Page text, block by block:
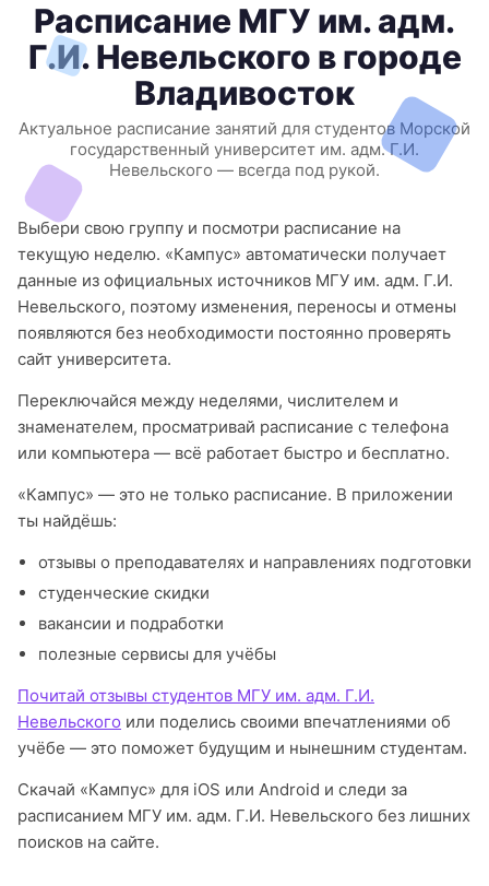
Расписание МГУ им. адм.
Г.И. Невельского в городе
Владивосток
Актуальное расписание занятий для студентов Морской
государственный университет им. адм. Г.И.
Невельского — всегда под рукой.
Выбери свою группу и посмотри расписание на
текущую неделю. «Кампус» автоматически получает
данные из официальных источников МГУ им. адм. Г.И.
Невельского, поэтому изменения, переносы и отмены
появляются без необходимости постоянно проверять
сайт университета.
Переключайся между неделями, числителем и
знаменателем, просматривай расписание с телефона
или компьютера — всё работает быстро и бесплатно.
«Кампус» — это не только расписание. В приложении
ты найдёшь:
отзывы о преподавателях и направлениях подготовки
студенческие скидки
вакансии и подработки
полезные сервисы для учёбы
Почитай отзывы студентов МГУ им. адм. Г.И.
Невельского или поделись своими впечатлениями об
учёбе — это поможет будущим и нынешним студентам.
Скачай «Кампус» для iOS или Android и следи за
расписанием МГУ им. адм. Г.И. Невельского без лишних
поисков на сайте.